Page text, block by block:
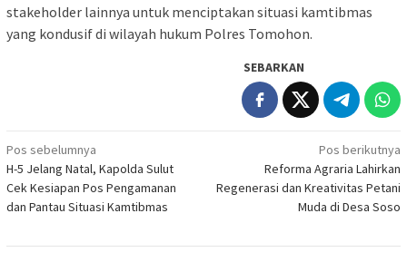
stakeholder lainnya untuk menciptakan situasi kamtibmas
yang kondusif di wilayah hukum Polres Tomohon.
SEBARKAN
Navigasi
pos
Pos sebelumnya
H-5 Jelang Natal, Kapolda Sulut
Cek Kesiapan Pos Pengamanan
dan Pantau Situasi Kamtibmas
Pos berikutnya
Reforma Agraria Lahirkan
Regenerasi dan Kreativitas Petani
Muda di Desa Soso